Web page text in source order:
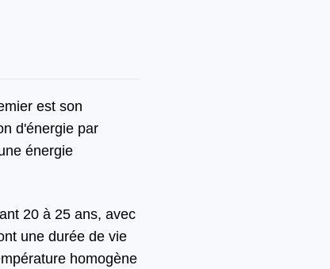
est son
d'énergie par
énergie
20 à 25 ans, avec
une durée de vie
homogène